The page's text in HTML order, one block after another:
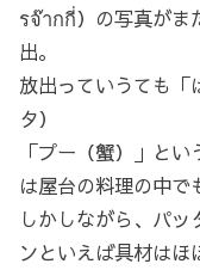
รจ๊ากกี่）の写真がま
出。
放出っていうても
タ）
「プー（蟹）」と
は屋台の料理の中で
しかしながら、パ
ンといえば具材はほ